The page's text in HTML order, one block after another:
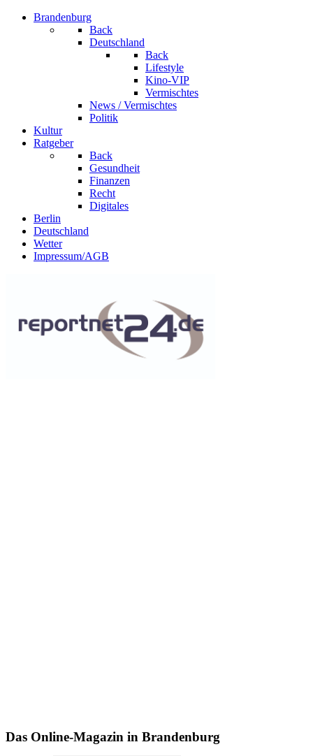
Brandenburg
Back
Deutschland
Back
Lifestyle
Kino-VIP
Vermischtes
News / Vermischtes
Politik
Kultur
Ratgeber
Back
Gesundheit
Finanzen
Recht
Digitales
Berlin
Deutschland
Wetter
Impressum/AGB
Das Online-Magazin in Brandenburg